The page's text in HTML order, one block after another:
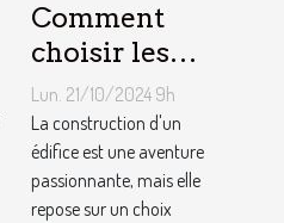
Comment
choisir les
matériaux de
construction
adaptés à
votre projet
Lun. 21/10/2024 9h
La construction d'un
édifice est une aventure
passionnante, mais elle
repose sur un choix